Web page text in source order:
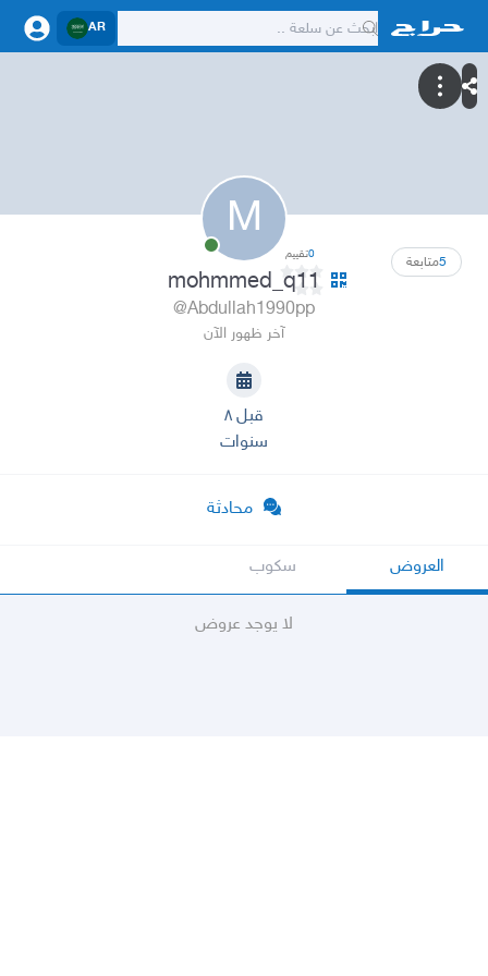
AR
M
5متابعة 0تقييم
mohmmed_q11
@Abdullah1990pp
آخر ظهور الآن
قبل ٨
سنوات
محادثة
العروض سكوب
لا يوجد عروض